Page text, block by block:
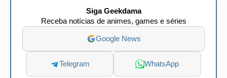
Siga Geekdama
Receba notícias de animes, games e séries
Google News
Telegram WhatsApp